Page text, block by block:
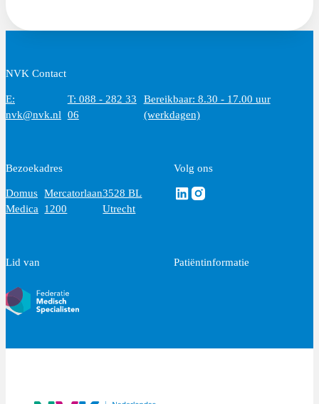
NVK Contact
E:
nvk@nvk.nl
T: 088 - 282 33
06
Bereikbaar: 8.30 - 17.00 uur
(werkdagen)
Bezoekadres
Domus
Medica
Mercatorlaan
1200
3528 BL
Utrecht
Volg ons
Volg ons via Linkedin
Volg ons via Instagram
Lid van Patiëntinformatie